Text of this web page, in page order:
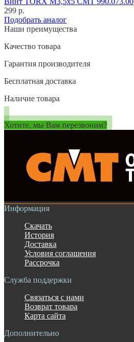
299 р.
Подобрать аналог
Наши преимущества
Качество товара
Гарантия производителя
Бесплатная доставка
Наличие товара
Хотите, мы Вам перезвоним?
Информация
Скачать
История
Доставка
Условия соглашения
Рассрочка
Служба поддержки
Связаться с нами
Возврат товара
Карта сайта
Дополнительно